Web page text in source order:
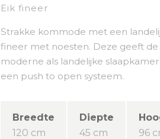
Eik fineer
Strakke kommode met een
fineer met noesten. Deze geeft
moderne als landelijke
een push to open systeem.
Breedte
120 cm
Diepte
45 cm
96